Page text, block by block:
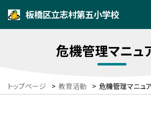
板橋区立志村第五小学校
危機管理マニュ
トップページ > 教育活動 > 危機管理マニュ